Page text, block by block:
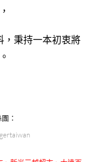
，秉持一本初衷將
：